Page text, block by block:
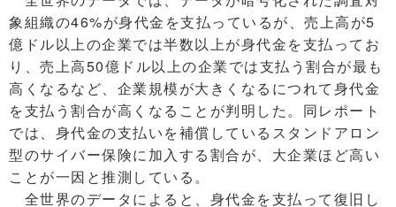
象組織の46%が身代金を支払っているが、売上高が5
億ドル以上の企業では半数以上が身代金を支払ってお
り、売上高50億ドル以上の企業では支払う割合が最も
高くなるなど、企業規模が大きくなるにつれて身代金
を支払う割合が高くなることが判明した。同レポート
では、身代金の支払いを補償しているスタンドアロン
型のサイバー保険に加入する割合が、大企業ほど高い
ことが一因と推測している。
全世界のデータによると、身代金を支払って復旧し